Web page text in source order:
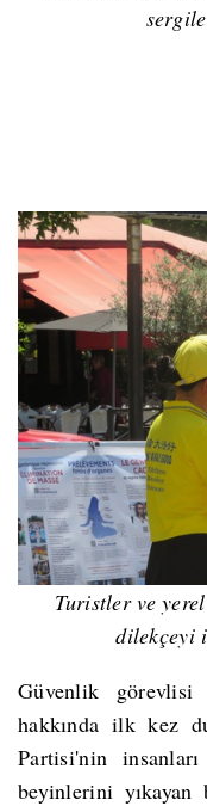
Turistler ve
dilekçeyi
Güvenlik
hakkında ilk kez
Partisi'nin
beyinlerini